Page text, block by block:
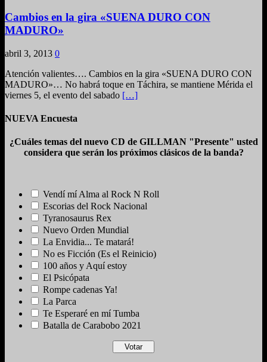
Cambios en la gira «SUENA DURO CON
MADURO»
abril 3, 2013 0
Atención valientes…. Cambios en la gira «SUENA DURO CON
MADURO»… No habrá toque en Táchira, se mantiene Mérida el
viernes 5, el evento del sabado […]
NUEVA Encuesta
¿Cuáles temas del nuevo CD de GILLMAN "Presente" usted
considera que serán los próximos clásicos de la banda?
Vendí mí Alma al Rock N Roll
Escorias del Rock Nacional
Tyranosaurus Rex
Nuevo Orden Mundial
La Envidia... Te matará!
No es Ficción (Es el Reinicio)
100 años y Aquí estoy
El Psicópata
Rompe cadenas Ya!
La Parca
Te Esperaré en mí Tumba
Batalla de Carabobo 2021